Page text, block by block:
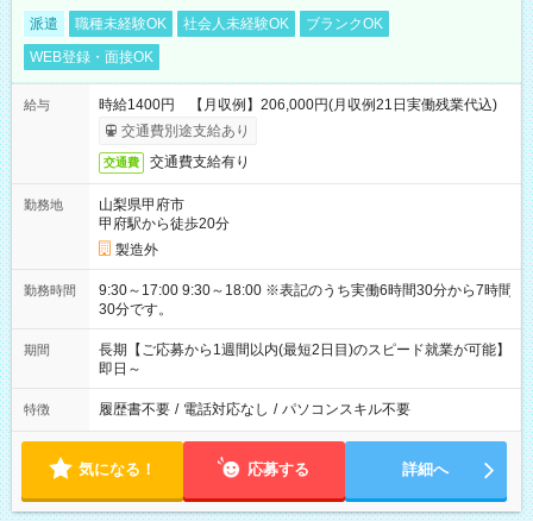
派遣 職種未経験OK 社会人未経験OK
ブランクOK
WEB登録・面接OK
給与
時給1400円 【月収例】206,000円(月収例21日実働残業代込)
交通費別途支給あり
交通費 交通費支給有り
勤務地
山梨県甲府市
甲府駅から徒歩20分
製造外
勤務時間
9:30～17:00 9:30～18:00 ※表記のうち実働6時間30分から7時間
30分です。
期間
長期【ご応募から1週間以内(最短2日目)のスピード就業が可能】
即日～
特徴 履歴書不要 / 電話対応なし / パソコンスキル不要
気になる！ 応募する 詳細へ